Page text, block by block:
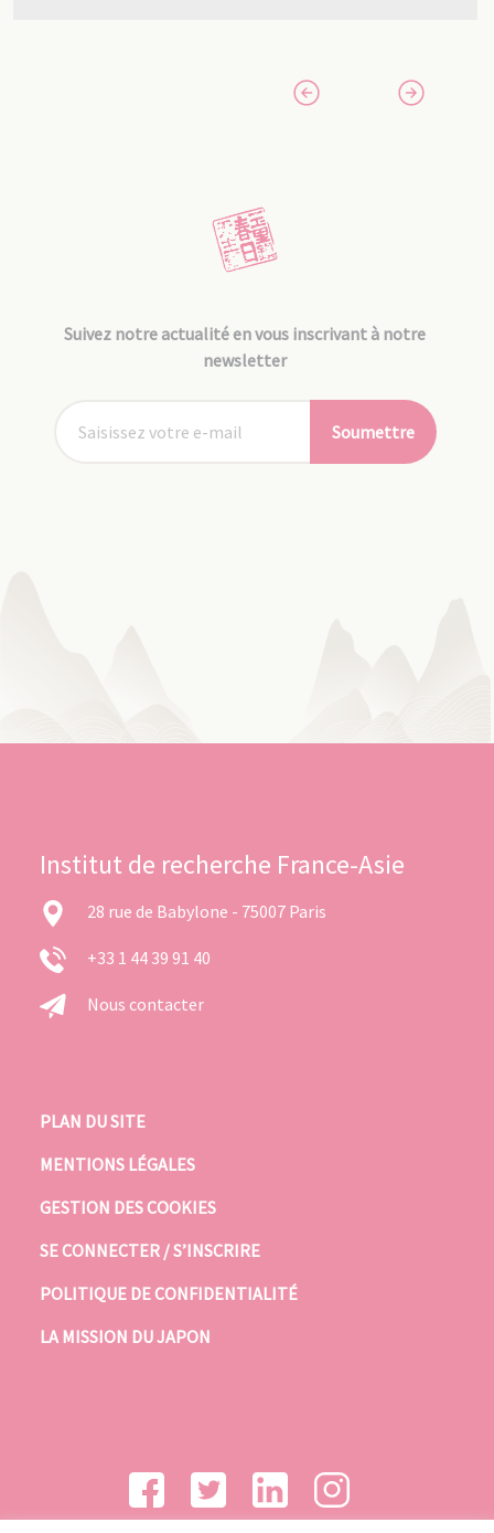
Suivez notre actualité en vous inscrivant à notre
newsletter
Soumettre
Institut de recherche France-Asie
28 rue de Babylone - 75007 Paris
+33 1 44 39 91 40
Nous contacter
PLAN DU SITE
MENTIONS LÉGALES
GESTION DES COOKIES
SE CONNECTER / S’INSCRIRE
POLITIQUE DE CONFIDENTIALITÉ
LA MISSION DU JAPON